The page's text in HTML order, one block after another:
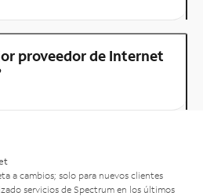
proveedor de Internet
a cambios; solo para nuevos clientes
servicios de Spectrum en los últimos